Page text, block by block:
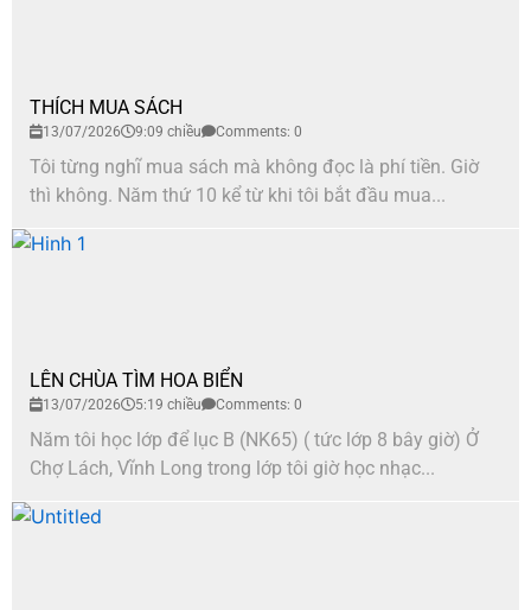
THÍCH MUA SÁCH
13/07/2026 9:09 chiều Comments: 0
Tôi từng nghĩ mua sách mà không đọc là phí tiền. Giờ
thì không. Năm thứ 10 kể từ khi tôi bắt đầu mua...
LÊN CHÙA TÌM HOA BIỂN
13/07/2026 5:19 chiều Comments: 0
Năm tôi học lớp để lục B (NK65) ( tức lớp 8 bây giờ) Ở
Chợ Lách, Vĩnh Long trong lớp tôi giờ học nhạc...